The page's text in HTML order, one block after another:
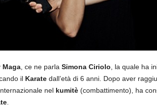
Maga, ce ne parla Simona Ciriolo , la quale ha
il Karatedall’età di 6 anni. Dopo aver
nel kumitè(combattimento), ha
.